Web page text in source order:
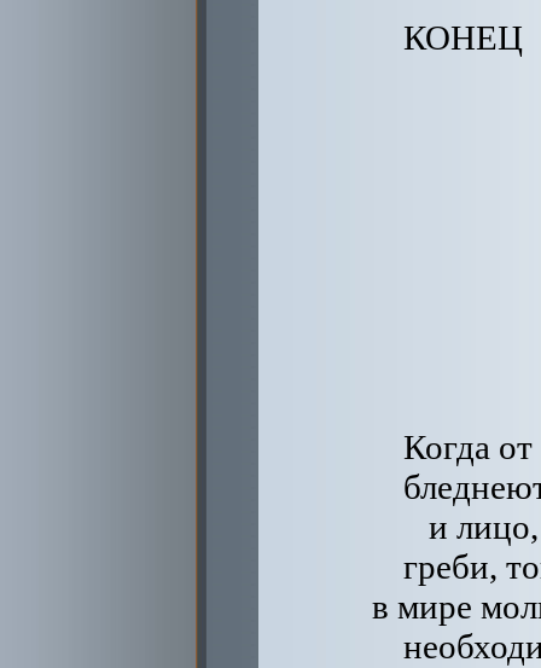
КОНЕЦ
Когда
и лицо,
греби,
в мире